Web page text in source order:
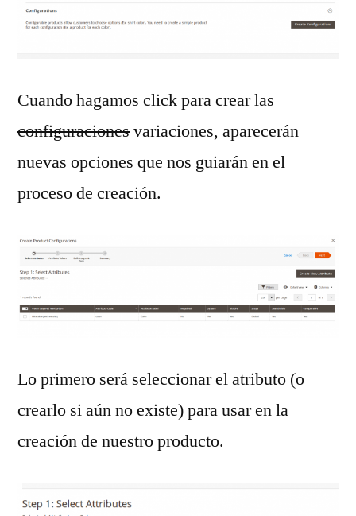
Cuando hagamos click para crear las
configuracionesvariaciones, aparecerán
nuevas opciones que nos guiarán en el
proceso de creación.
Lo primero será seleccionar el atributo (o
crearlo si aún no existe) para usar en la
creación de nuestro producto.